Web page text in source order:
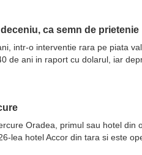
ca semn de prietenie
intr-o interventie rara pe piata
de ani in raport cu dolarul, iar
Oradea, primul sau hotel
lea hotel Accor din tara si este